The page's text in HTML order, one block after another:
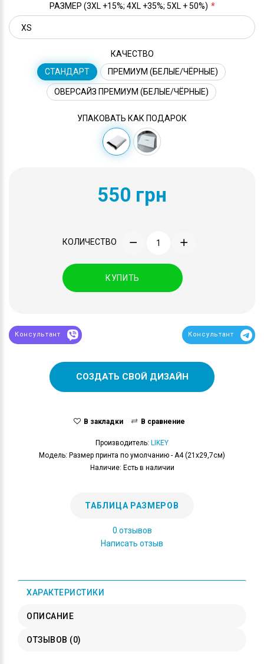
РАЗМЕР (3XL +15%; 4XL +35%; 5XL + 50%)
КАЧЕСТВО
СТАНДАРТ
ПРЕМИУМ (БЕЛЫЕ/ЧЁРНЫЕ)
ОВЕРСАЙЗ ПРЕМИУМ (БЕЛЫЕ/ЧЁРНЫЕ)
УПАКОВАТЬ КАК ПОДАРОК
550 грн
КОЛИЧЕСТВО
КУПИТЬ
Консультант Консультант
СОЗДАТЬ СВОЙ ДИЗАЙН
В закладки В сравнение
Производитель: LIKEY
Модель: Размер принта по умолчанию - А4 (21x29,7см)
Наличие: Есть в наличии
ТАБЛИЦА РАЗМЕРОВ
0 отзывов
Написать отзыв
ХАРАКТЕРИСТИКИ
ОПИСАНИЕ
ОТЗЫВОВ (0)